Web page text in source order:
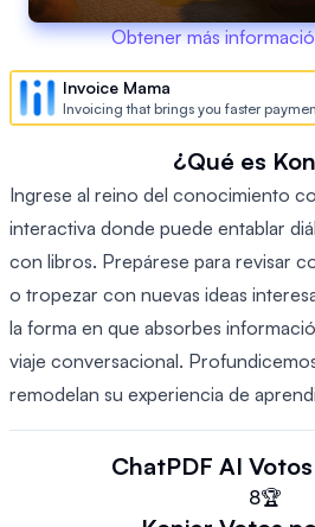
Obtener más
Invoice Mama
Invoicing that brings you faster
¿Qué es
Ingrese al reino del conocimiento
interactiva donde puede entablar
con libros. Prepárese para revisar
o tropezar con nuevas ideas
la forma en que absorbes
viaje conversacional.
remodelan su experiencia de
ChatPDF AI
8🏆